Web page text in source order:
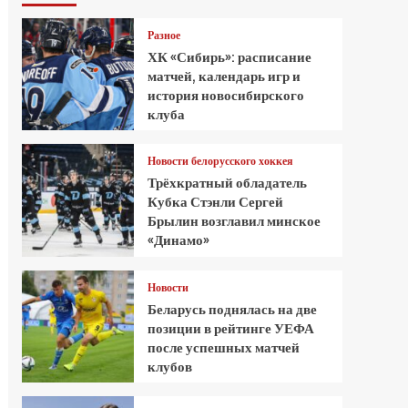
Разное
ХК «Сибирь»: расписание
матчей, календарь игр и
история новосибирского
клуба
Новости белорусского хоккея
Трёхкратный обладатель
Кубка Стэнли Сергей
Брылин возглавил минское
«Динамо»
Новости
Беларусь поднялась на две
позиции в рейтинге УЕФА
после успешных матчей
клубов